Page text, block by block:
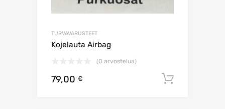
TURVAVARUSTEET
Kojelauta Airbag
(0 arvostelua)
79,00 €